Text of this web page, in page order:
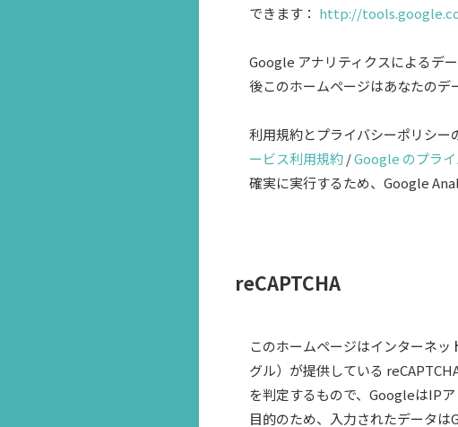
できます： http://
Google アナリティクスによるデ
後このホームページはあなたのデ
利用規約とプライバシーポリシー
ービス利用規約/Google のプラ
確実に実行するため、Google
reCAPTCHA
このホームページはインターネ
グル）が提供している
を判定するもので、GoogleはIP
目的のため、入力されたデータ